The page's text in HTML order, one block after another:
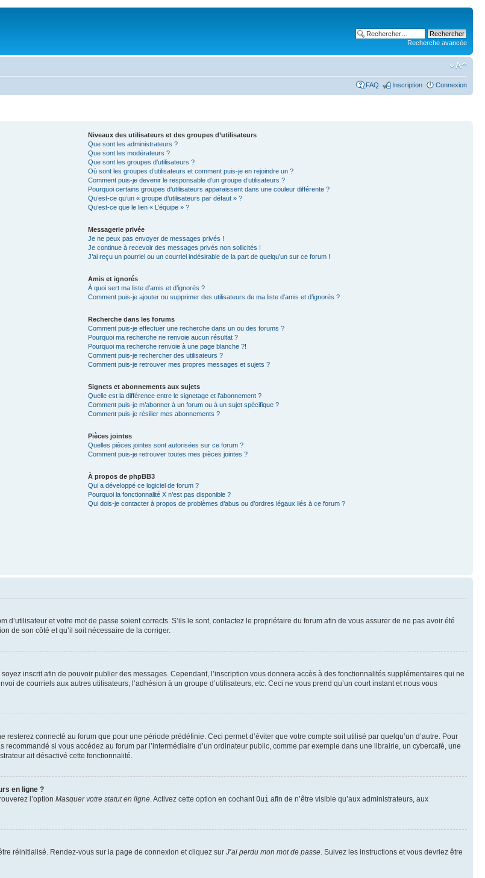
Recherche avancée
FAQ Inscription Connexion
Niveaux des utilisateurs et des groupes d’utilisateurs
Que sont les administrateurs ?
Que sont les modérateurs ?
Que sont les groupes d’utilisateurs ?
Où sont les groupes d’utilisateurs et comment puis-je en rejoindre un ?
Comment puis-je devenir le responsable d’un groupe d’utilisateurs ?
Pourquoi certains groupes d’utilisateurs apparaissent dans une couleur différente ?
Qu’est-ce qu’un « groupe d’utilisateurs par défaut » ?
Qu’est-ce que le lien « L’équipe » ?
Messagerie privée
Je ne peux pas envoyer de messages privés !
Je continue à recevoir des messages privés non sollicités !
J’ai reçu un pourriel ou un courriel indésirable de la part de quelqu’un sur ce forum !
Amis et ignorés
À quoi sert ma liste d’amis et d’ignorés ?
Comment puis-je ajouter ou supprimer des utilisateurs de ma liste d’amis et d’ignorés ?
Recherche dans les forums
Comment puis-je effectuer une recherche dans un ou des forums ?
Pourquoi ma recherche ne renvoie aucun résultat ?
Pourquoi ma recherche renvoie à une page blanche ?!
Comment puis-je rechercher des utilisateurs ?
Comment puis-je retrouver mes propres messages et sujets ?
Signets et abonnements aux sujets
Quelle est la différence entre le signetage et l’abonnement ?
Comment puis-je m’abonner à un forum ou à un sujet spécifique ?
Comment puis-je résilier mes abonnements ?
Pièces jointes
Quelles pièces jointes sont autorisées sur ce forum ?
Comment puis-je retrouver toutes mes pièces jointes ?
À propos de phpBB3
Qui a développé ce logiciel de forum ?
Pourquoi la fonctionnalité X n’est pas disponible ?
Qui dois-je contacter à propos de problèmes d’abus ou d’ordres légaux liés à ce forum ?
et votre mot de passe soient corrects. S’ils le sont, contactez le propriétaire du forum afin de vous assurer de ne pas avoir été
de son côté et qu’il soit nécessaire de la corriger.
inscrit afin de pouvoir publier des messages. Cependant, l’inscription vous donnera accès à des fonctionnalités supplémentaires qui ne
de courriels aux autres utilisateurs, l’adhésion à un groupe d’utilisateurs, etc. Ceci ne vous prend qu’un court instant et nous vous
resterez connecté au forum que pour une période prédéfinie. Ceci permet d’éviter que votre compte soit utilisé par quelqu’un d’autre. Pour
si vous accédez au forum par l’intermédiaire d’un ordinateur public, comme par exemple dans une librairie, un cybercafé, une
ait désactivé cette fonctionnalité.
en ligne ?
l’option Masquer votre statut en ligne . Activez cette option en cochant Oui afin de n’être visible qu’aux administrateurs, aux
réinitialisé. Rendez-vous sur la page de connexion et cliquez sur J’ai perdu mon mot de passe . Suivez les instructions et vous devriez être